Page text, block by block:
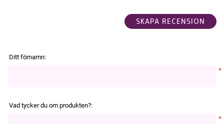
Ditt förnamn:
*
Vad tycker du om produkten?:
*